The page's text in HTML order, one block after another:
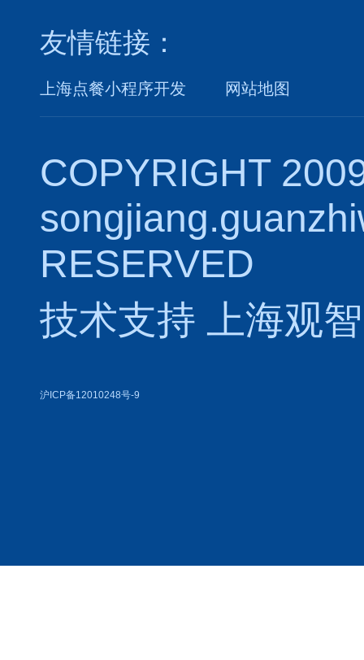
友情链接：
上海点餐小程序开发 网站地图
COPYRIGHT
RESERVED
技术支持
上海观
沪ICP备12010248号-9